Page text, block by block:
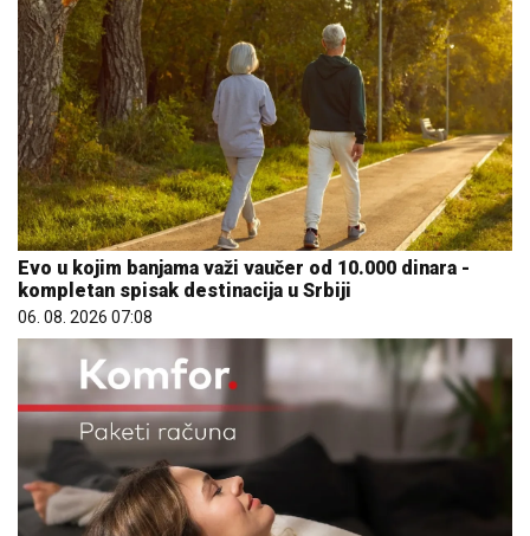
Evo u kojim banjama važi vaučer od 10.000 dinara -
kompletan spisak destinacija u Srbiji
06. 08. 2026 07:08